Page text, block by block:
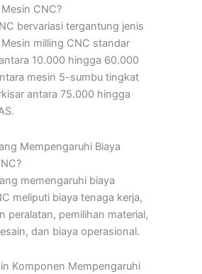
CNC?
bervariasi tergantung jenis
milling CNC standar
10.000 hingga 60.000
mesin 5-sumbu tingkat
antara 75.000 hingga
Mempengaruhi Biaya
memengaruhi biaya
meliputi biaya tenaga kerja,
peralatan, pemilihan material,
dan biaya operasional.
Komponen Mempengaruhi